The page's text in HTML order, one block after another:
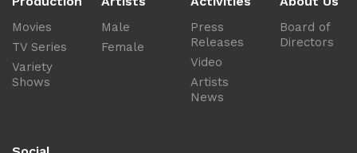
Movies
TV Series
Variety
Shows
Male
Female
Press
Releases
Video
Artists
News
Board of
Directors